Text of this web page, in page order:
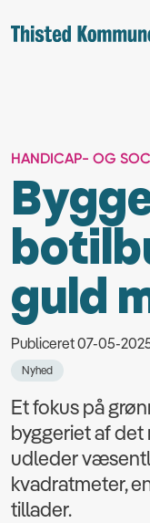
HANDICAP- OG
guld
Publiceret 07-05-
Nyhed
Et fokus på
byggeriet af det
udleder
kvadratmeter,
tillader.